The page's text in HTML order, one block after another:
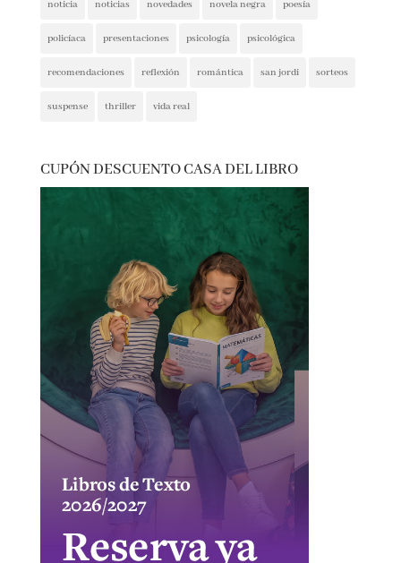
narrativa contemporánea negra noticia noticias
novedades novela negra poesía policíaca
presentaciones psicología psicológica recomendaciones
reflexión romántica san jordi
CUPÓN DESCUENTO CASA DEL LIBRO